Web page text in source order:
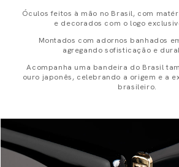
Óculos feitos à mão no Brasil, com
e decorados com o logo
Montados com adornos banhados
agregando sofisticação e
Acompanha uma bandeira do Brasil
ouro japonês, celebrando a origem e a
brasileiro.